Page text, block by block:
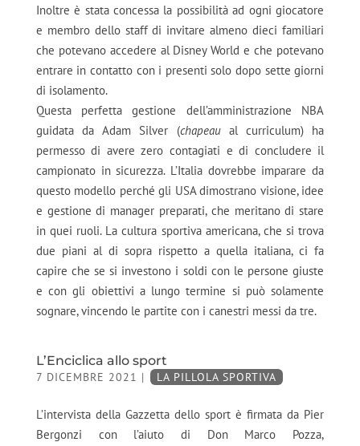
Inoltre è stata concessa la possibilità ad ogni giocatore
e membro dello staff di invitare almeno dieci familiari
che potevano accedere al Disney World e che potevano
entrare in contatto con i presenti solo dopo sette giorni
di isolamento.
Questa perfetta gestione dell’amministrazione NBA
guidata da Adam Silver (chapeaual curriculum) ha
permesso di avere zero contagiati e di concludere il
campionato in sicurezza. L’Italia dovrebbe imparare da
questo modello perché gli USA dimostrano visione, idee
e gestione di manager preparati, che meritano di stare
in quei ruoli. La cultura sportiva americana, che si trova
due piani al di sopra rispetto a quella italiana, ci fa
capire che se si investono i soldi con le persone giuste
e con gli obiettivi a lungo termine si può solamente
sognare, vincendo le partite con i canestri messi da tre.
L’Enciclica allo sport
7 DICEMBRE 2021 | LA PILLOLA SPORTIVA
L’intervista della Gazzetta dello sport è firmata da Pier
Bergonzi con l’aiuto di Don Marco Pozza,